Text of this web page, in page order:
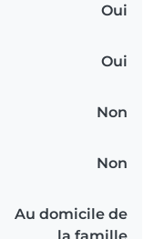
Oui
Oui
Non
Non
Au domicile de
la famille